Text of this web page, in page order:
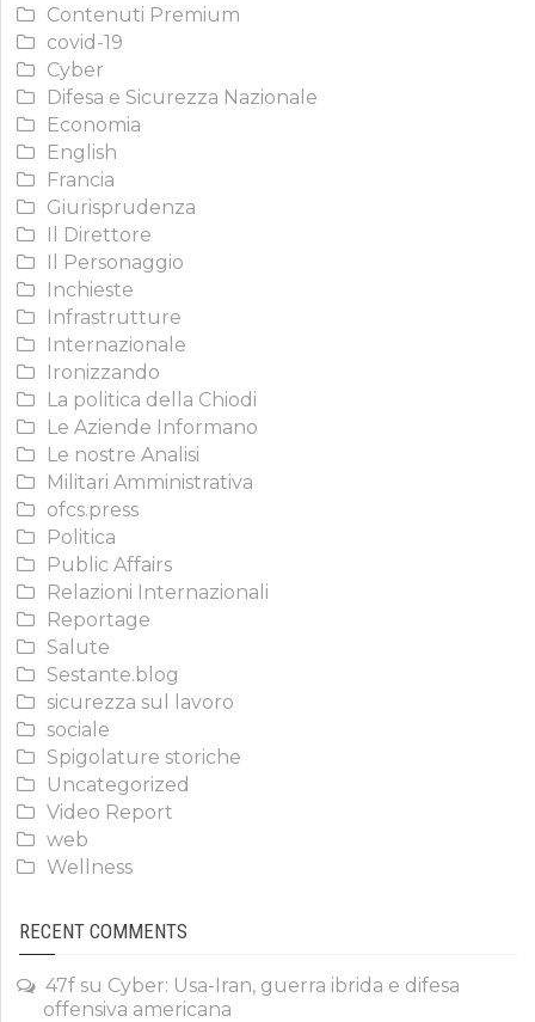
Contenuti Premium
covid-19
Cyber
Difesa e Sicurezza Nazionale
Economia
English
Francia
Giurisprudenza
Il Direttore
Il Personaggio
Inchieste
Infrastrutture
Internazionale
Ironizzando
La politica della Chiodi
Le Aziende Informano
Le nostre Analisi
Militari Amministrativa
ofcs.press
Politica
Public Affairs
Relazioni Internazionali
Reportage
Salute
Sestante.blog
sicurezza sul lavoro
sociale
Spigolature storiche
Uncategorized
Video Report
web
Wellness
RECENT COMMENTS
47f su Cyber: Usa-Iran, guerra ibrida e difesa
offensiva americana